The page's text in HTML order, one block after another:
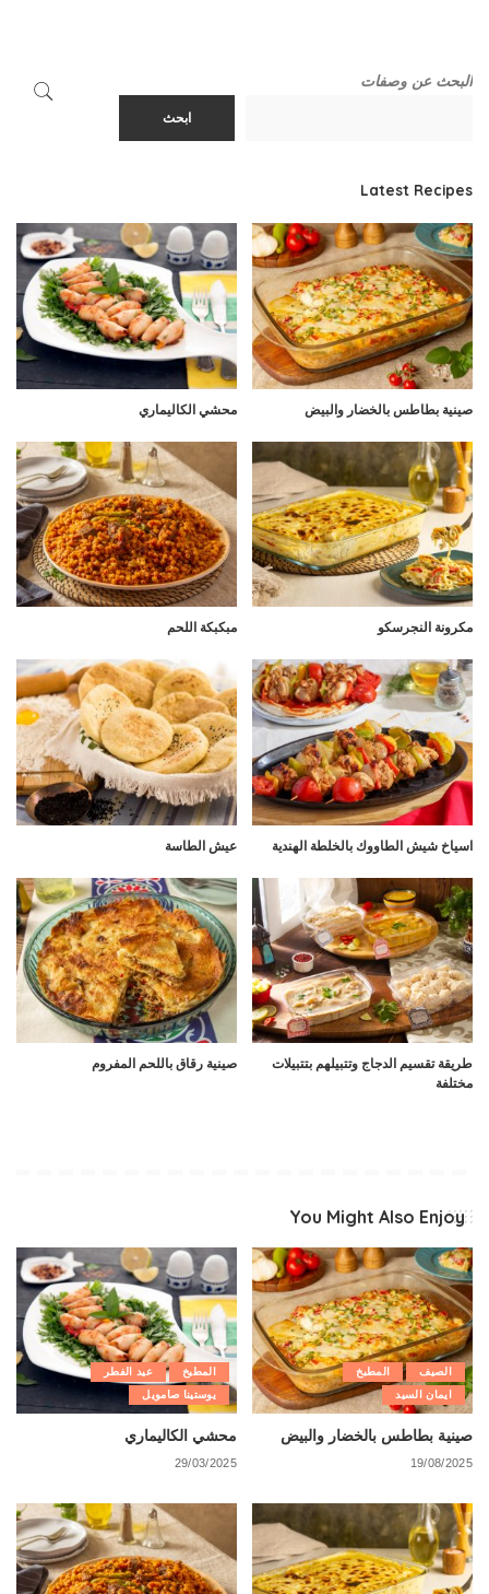
البحث عن وصفات
ابحث
Latest Recipes
صينية بطاطس بالخضار والبيض محشي الكاليماري
مكرونة النجرسكو مبكبكة اللحم
اسياخ شيش الطاووك بالخلطة الهندية عيش الطاسة
طريقة تقسيم الدجاج وتتبيلهم بتتبيلات
مختلفة
صينية رقاق باللحم المفروم
You Might Also Enjoy
الصيف
المطبخ
ايمان السيد
صينية بطاطس بالخضار والبيض
19/08/2025
المطبخ
عيد الفطر
يوستينا صامويل
محشي الكاليماري
29/03/2025